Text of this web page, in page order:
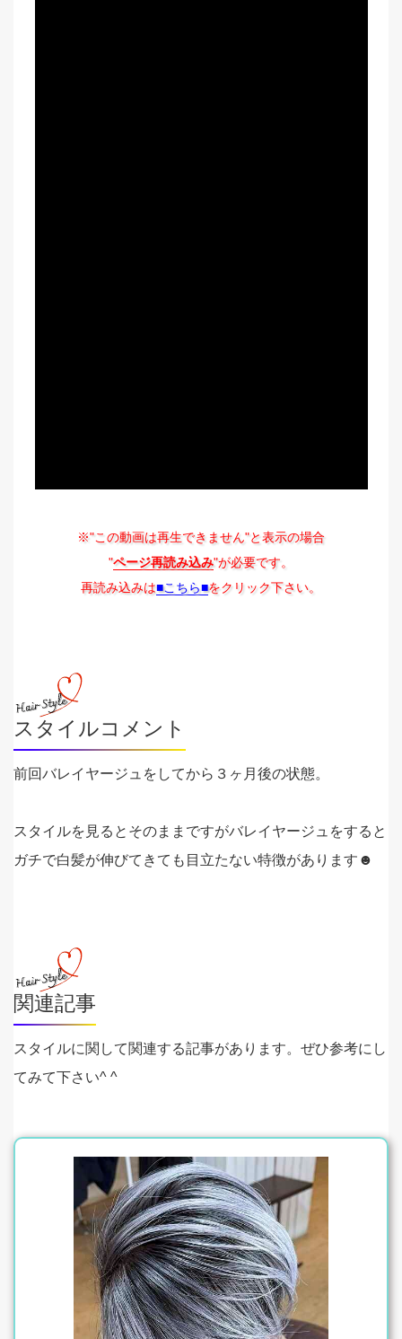
※"この動画は再生できません"と表示の場合
"ページ再読み込み"が必要です。
再読み込みは■こちら■をクリック下さい。
スタイルコメント
前回バレイヤージュをしてから３ヶ月後の状態。
スタイルを見るとそのままですがバレイヤージュをすると
ガチで白髪が伸びてきても目立たない特徴があります☻
関連記事
スタイルに関して関連する記事があります。ぜひ参考にし
てみて下さい^ ^